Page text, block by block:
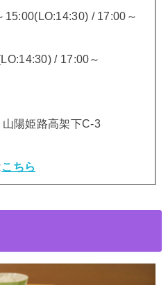
15:00(LO:14:30) / 17:00～
/ 17:00～
陽姫路高架下C-3
こちら